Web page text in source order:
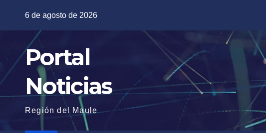
contenido
6 de agosto de 2026
Portal
Noticias
Región del Maule